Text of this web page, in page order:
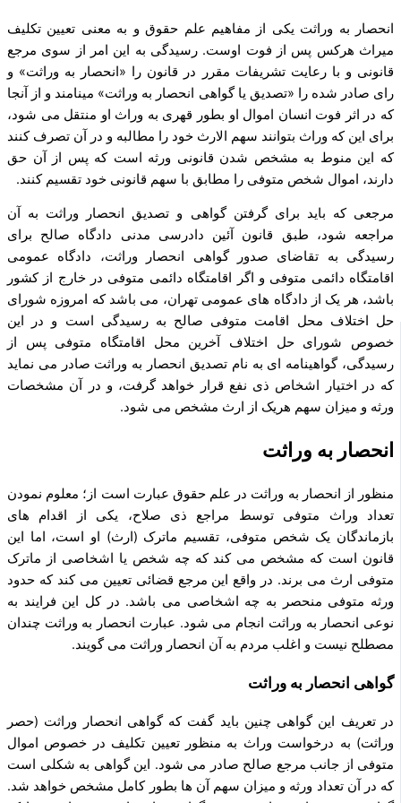
انحصار به وراثت یکی از مفاهیم علم حقوق و به معنی تعیین تکلیف
میراث هرکس پس از فوت اوست. رسیدگی به این امر از سوی مرجع
قانونی و با رعایت تشریفات مقرر در قانون را «انحصار به وراثت» و
رای صادر شده را «تصدیق یا گواهی انحصار به وراثت» مینامند و از آنجا
که در اثر فوت انسان اموال او بطور قهری به وراث او منتقل می‌ شود،
برای این­ که وراث بتوانند سهم الارث خود را مطالبه و در آن تصرف کنند
که این منوط به مشخص شدن قانونی ورثه است که پس از آن حق
دارند، اموال شخص متوفی را مطابق با سهم قانونی خود تقسیم کنند.
مرجعی که باید برای گرفتن گواهی و تصدیق انحصار وراثت به آن
مراجعه شود، طبق قانون آئین دادرسی مدنی دادگاه صالح برای
رسیدگی به تقاضای صدور گواهی انحصار وراثت، دادگاه عمومی
اقامتگاه دائمی متوفی و اگر اقامتگاه دائمی متوفی در خارج از کشور
باشد، هر یک از دادگاه ‌های عمومی تهران، می ­باشد که امروزه شورای
حل اختلاف محل اقامت متوفی صالح به رسیدگی است و در این
خصوص شورای حل اختلاف آخرین محل اقامتگاه متوفی پس از
رسیدگی، گواهینامه‌ ای به نام تصدیق انحصار به وراثت صادر می‌ نماید
که در اختیار اشخاص ذی‌ نفع قرار خواهد گرفت، و در آن مشخصات
ورثه و میزان سهم هریک از ارث مشخص می ­شود.
انحصار به وراثت
منظور از انحصار به وراثت در علم حقوق عبارت است از؛ معلوم نمودن
تعداد وراث متوفی توسط مراجع ذی­ صلاح، یکی از اقدام ­های
بازماندگان یک شخص متوفی، تقسیم ماترک (ارث) او است، اما این
قانون است که مشخص می‌ کند که چه شخص یا اشخاصی از ماترک
متوفی ارث می‌ برند. در واقع این مرجع قضائی تعیین می‌ کند که حدود
ورثه متوفی منحصر به چه اشخاصی می­ باشد. در کل این فرایند به
نوعی انحصار به وراثت انجام می‌ شود. عبارت انحصار به وراثت چندان
مصطلح نیست و اغلب مردم به آن انحصار وراثت می­ گویند.
گواهی انحصار به وراثت
در تعریف این گواهی چنین باید گفت که گواهی انحصار وراثت (حصر
وراثت) به درخواست وراث به منظور تعیین تکلیف در خصوص اموال
متوفی از جانب مرجع صالح صادر می‌ شود. این گواهی به شکلی است
که در آن تعداد ورثه و میزان سهم آن ‌ها بطور کامل مشخص خواهد شد.